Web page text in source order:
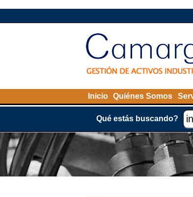
Inicio Quiénes Somos
Qué estás buscando?